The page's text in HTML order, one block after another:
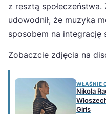
z resztą społeczeństwa.
udowodnił, że muzyka
sposobem na integrację
Zobaczcie zdjęcia na
WŁAŚNIE
Nikola
Girls